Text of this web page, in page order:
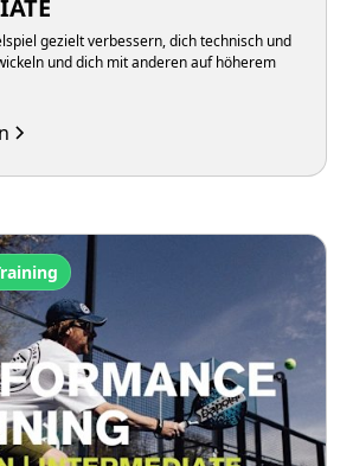
gezielt verbessern, dich technisch und
und dich mit anderen auf höherem